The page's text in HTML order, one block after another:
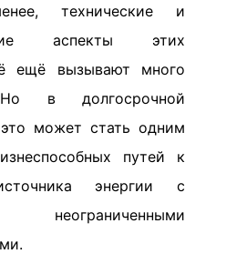
технические и
аспекты этих
ещё вызывают много
в долгосрочной
это может стать одним
путей к
энергии с
неограниченными